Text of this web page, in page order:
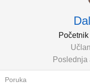
Početnik
Poslednja
Poruka